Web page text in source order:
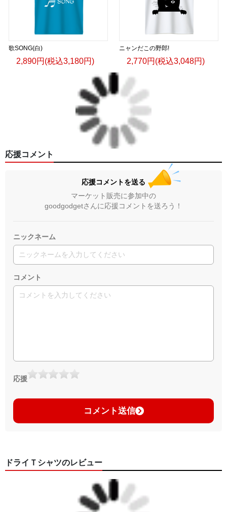
歌SONG(白)
2,890円(税込3,180円)
ニャンだこの野郎!
2,770円(税込3,048円)
応援コメント
応援コメントを送る
マーケット販売に参加中の
goodgodgetさんに応援コメントを送ろう！
ニックネーム
コメント
応援
コメント送信
ドライＴシャツのレビュー